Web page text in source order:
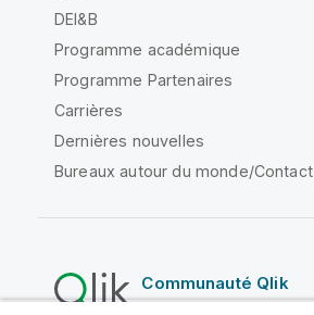
DEI&B
Programme académique
Programme Partenaires
Carrières
Dernières nouvelles
Bureaux autour du monde/Contact
Communauté Qlik